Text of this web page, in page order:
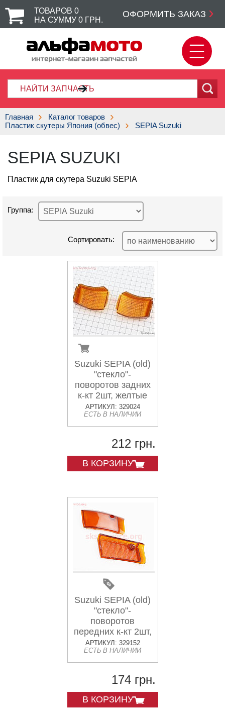
ТОВАРОВ 0
НА СУММУ 0 ГРН.
ОФОРМИТЬ ЗАКАЗ
Главная
Каталог товаров
Пластик скутеры Япония (обвес)
SEPIA Suzuki
SEPIA SUZUKI
Пластик для скутера Suzuki SEPIA
Группа:
Сортировать:
Suzuki SEPIA (old)
"стекло"-
поворотов задних
к-кт 2шт, желтые
АРТИКУЛ: 329024
ЕСТЬ В НАЛИЧИИ
212 грн.
В КОРЗИНУ
Suzuki SEPIA (old)
"стекло"-
поворотов
передних к-кт 2шт,
желтые
АРТИКУЛ: 329152
ЕСТЬ В НАЛИЧИИ
174 грн.
В КОРЗИНУ